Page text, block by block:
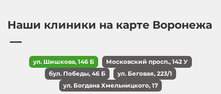
Наши клиники на карте Воронежа
ул. Шишкова, 146 Б
Московский просп., 142 У
бул. Победы, 46 Б
ул. Беговая, 223/1
ул. Богдана Хмельницкого, 17